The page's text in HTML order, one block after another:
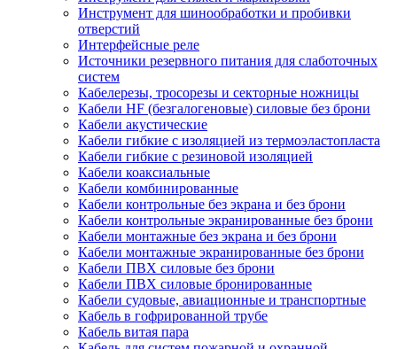
Инструмент для шинообработки и пробивки
отверстий
Интерфейсные реле
Источники резервного питания для слаботочных
систем
Кабелерезы, тросорезы и секторные ножницы
Кабели HF (безгалогеновые) силовые без брони
Кабели акустические
Кабели гибкие с изоляцией из термоэластопласта
Кабели гибкие с резиновой изоляцией
Кабели коаксиальные
Кабели комбинированные
Кабели контрольные без экрана и без брони
Кабели контрольные экранированные без брони
Кабели монтажные без экрана и без брони
Кабели монтажные экранированные без брони
Кабели ПВХ силовые без брони
Кабели ПВХ силовые бронированные
Кабели судовые, авиационные и транспортные
Кабель в гофрированной трубе
Кабель витая пара